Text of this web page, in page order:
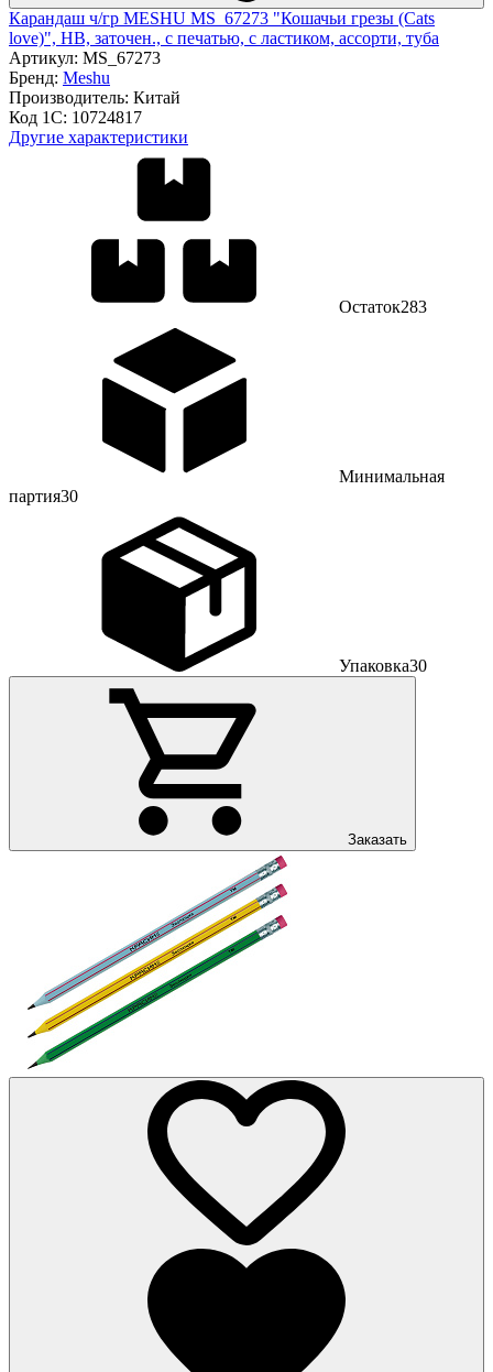
Карандаш ч/гр MESHU MS_67273 "Кошачьи грезы (Cats
love)", HB, заточен., с печатью, с ластиком, ассорти, туба
Артикул: MS_67273
Бренд: Meshu
Производитель: Китай
Код 1С: 10724817
Другие характеристики
Остаток283
Минимальная
партия30
Упаковка30
Заказать